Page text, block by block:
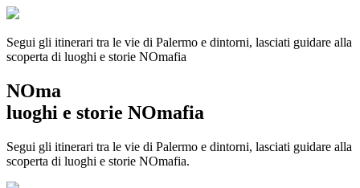
Segui gli itinerari tra le vie di Palermo e dintorni, lasciati guidare alla
scoperta di luoghi e storie NOmafia
NOma
luoghi e storie NOmafia
Segui gli itinerari tra le vie di Palermo e dintorni, lasciati guidare alla
scoperta di luoghi e storie NOmafia.